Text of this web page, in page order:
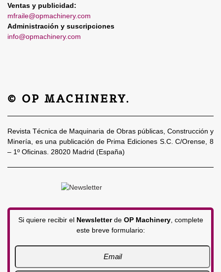
Ventas y publicidad:
mfraile@opmachinery.com
Administración y suscripciones
info@opmachinery.com
© OP MACHINERY.
Revista Técnica de Maquinaria de Obras públicas, Construcción y
Minería, es una publicación de Prima Ediciones S.C. C/Orense, 8
– 1º Oficinas. 28020 Madrid (España)
Si quiere recibir el Newsletterde OP Machinery, complete
este breve formulario: